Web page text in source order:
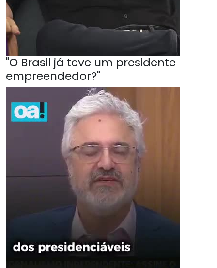
"O Brasil já teve um presidente
empreendedor?"